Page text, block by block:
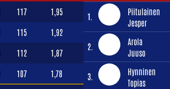
117 1,95
115 1,92
112 1,87
107 1,78
1.
Piitulainen
Jesper
2.
Arola
Juuso
3.
Hynninen
Topias